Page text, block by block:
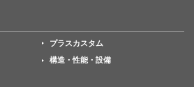
プラスカスタム
構造・性能・設備